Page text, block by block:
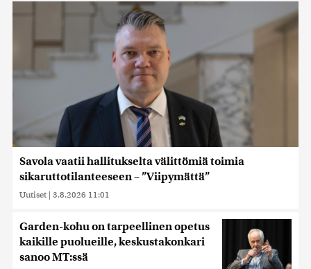
Savola vaatii hallitukselta välittömiä toimia
sikaruttotilanteeseen – ”Viipymättä”
Uutiset | 3.8.2026 11:01
Garden-kohu on tarpeellinen opetus
kaikille puolueille, keskustakonkari
sanoo MT:ssä